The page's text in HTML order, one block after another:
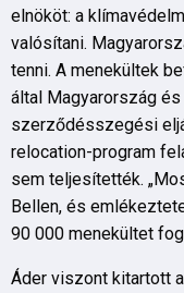
elnököt: a
valósítani.
tenni. A menekültek
által Magyarország
szerződésszegési
relocation-program
sem teljesítették.
Bellen, és
90 000 menekültet
Áder viszont kitartott